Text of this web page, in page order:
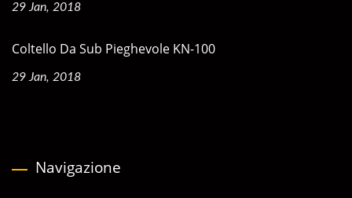
29 Jan, 2018
Coltello Da Sub Pieghevole KN-100
29 Jan, 2018
Navigazione